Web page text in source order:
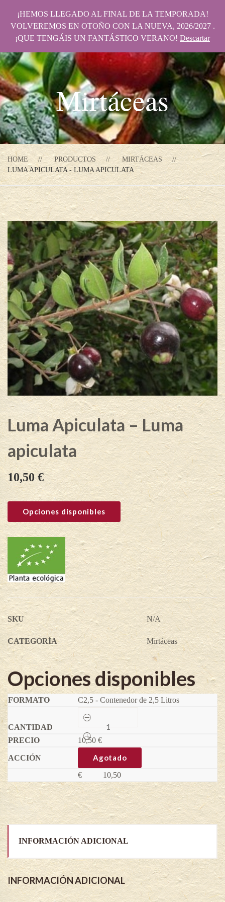
Mirtáceas
HOME PRODUCTOS
MIRTÁCEAS
LUMA APICULATA - LUMA APICULATA
Luma Apiculata – Luma
apiculata
10,50€
Opciones disponibles
SKU N/A
CATEGORÍA Mirtáceas
Opciones disponibles
C2,5 - Contenedor de 2,5 Litros
Luma
Apiculata
Luma
apiculata
quantity
10,50 €
Agotado
€ 10,50
INFORMACIÓN ADICIONAL
INFORMACIÓN ADICIONAL
¡HEMOS LLEGADO AL FINAL DE LA TEMPORADA!
VOLVEREMOS EN OTOÑO CON LA NUEVA, 2026/2027 .
¡QUE TENGÁIS UN FANTÁSTICO VERANO! Descartar